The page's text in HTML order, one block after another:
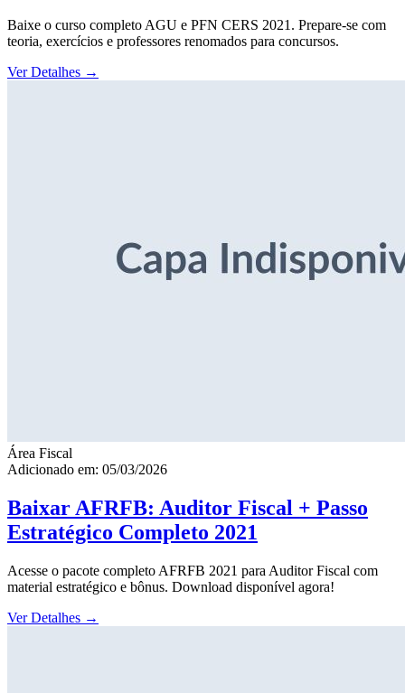
Baixe o curso completo AGU e PFN CERS 2021. Prepare-se com
teoria, exercícios e professores renomados para concursos.
Ver Detalhes →
Área Fiscal
Adicionado em: 05/03/2026
Baixar AFRFB: Auditor Fiscal + Passo
Estratégico Completo 2021
Acesse o pacote completo AFRFB 2021 para Auditor Fiscal com
material estratégico e bônus. Download disponível agora!
Ver Detalhes →